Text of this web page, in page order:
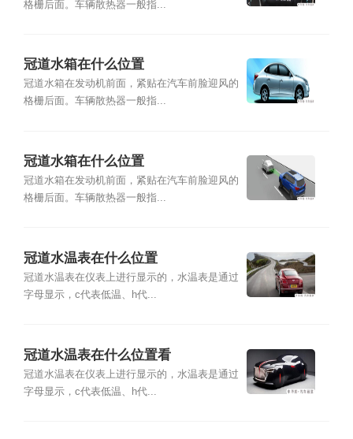
格栅后面。车辆散热器一般指...
冠道水箱在什么位置
冠道水箱在发动机前面，紧贴在汽车前脸迎风的
格栅后面。车辆散热器一般指...
冠道水箱在什么位置
冠道水箱在发动机前面，紧贴在汽车前脸迎风的
格栅后面。车辆散热器一般指...
冠道水温表在什么位置
冠道水温表在仪表上进行显示的，水温表是通过
字母显示，c代表低温、h代...
冠道水温表在什么位置看
冠道水温表在仪表上进行显示的，水温表是通过
字母显示，c代表低温、h代...